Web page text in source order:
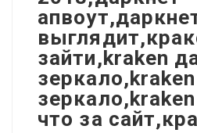
зайти,kraken
что за